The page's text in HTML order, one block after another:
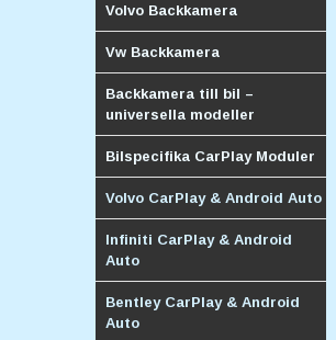
Volvo Backkamera
Vw Backkamera
Backkamera till bil –
universella modeller
Bilspecifika CarPlay Moduler
Volvo CarPlay & Android Auto
Infiniti CarPlay & Android
Auto
Bentley CarPlay & Android
Auto